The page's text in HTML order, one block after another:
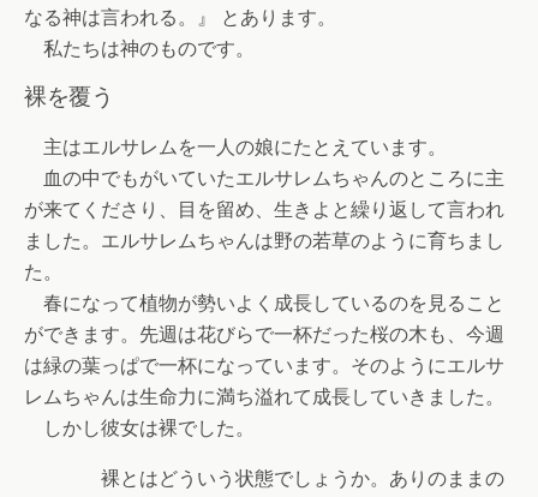
なる神は言われる。』 とあります。
私たちは神のものです。
裸を覆う
主はエルサレムを一人の娘にたとえています。
血の中でもがいていたエルサレムちゃんのところに主
が来てくださり、目を留め、生きよと繰り返して言われ
ました。エルサレムちゃんは野の若草のように育ちまし
た。
春になって植物が勢いよく成長しているのを見ること
ができます。先週は花びらで一杯だった桜の木も、今週
は緑の葉っぱで一杯になっています。そのようにエルサ
レムちゃんは生命力に満ち溢れて成長していきました。
しかし彼女は裸でした。
裸とはどういう状態でしょうか。ありのままの